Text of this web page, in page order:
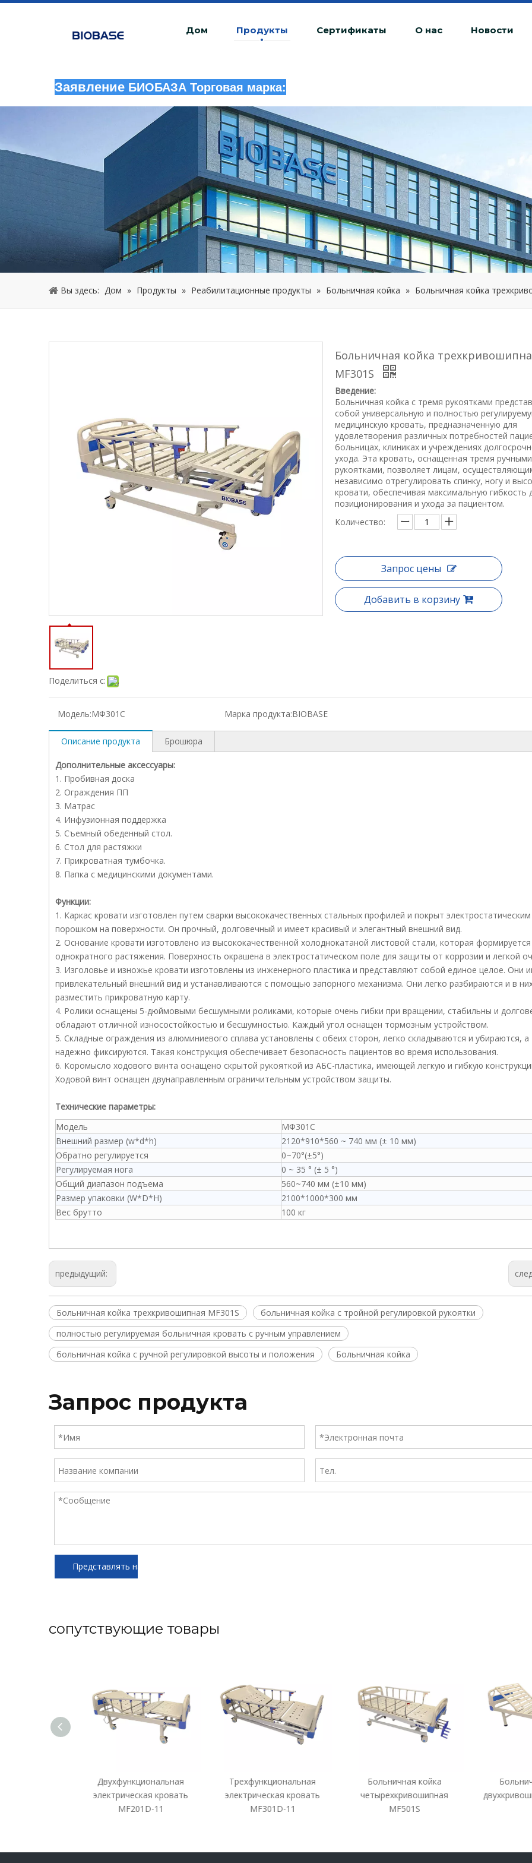
Дом Продукты Сертификаты О нас Новости
Заявление БИОБАЗА Торговая марка:
юридическую ответственность.
Вы здесь: Дом » Продукты » Реабилитационные продукты » Больничная койка » Больничная койка
Поделиться с:
Больничная койка
MF301S
Введение:
Больничная койка с тремя рукоятками
собой универсальную и полностью
медицинскую кровать, предназначенную для
удовлетворения различных потребностей
больницах, клиниках и учреждениях
ухода. Эта кровать, оснащенная тремя ручными
рукоятками, позволяет лицам,
независимо отрегулировать спинку, ногу и
кровати, обеспечивая максимальную гибкость
позиционирования и ухода за пациентом.
Количество:
Запрос цены
Добавить в корзину
Модель:МФ301С Марка продукта:BIOBASE
Описание продукта Брошюра
Дополнительные аксессуары:
1. Пробивная доска
2. Ограждения ПП
3. Матрас
4. Инфузионная поддержка
5. Съемный обеденный стол.
6. Стол для растяжки
7. Прикроватная тумбочка.
8. Папка с медицинскими документами.
Функции:
1. Каркас кровати изготовлен путем сварки высококачественных стальных профилей и покрыт электростатическим
порошком на поверхности. Он прочный, долговечный и имеет красивый и элегантный внешний вид.
2. Основание кровати изготовлено из высококачественной холоднокатаной листовой стали, которая
однократного растяжения. Поверхность окрашена в электростатическом поле для защиты от коррозии и легкой
3. Изголовье и изножье кровати изготовлены из инженерного пластика и представляют собой единое целое. Они
привлекательный внешний вид и устанавливаются с помощью запорного механизма. Они легко разбираются и в
разместить прикроватную карту.
4. Ролики оснащены 5-дюймовыми бесшумными роликами, которые очень гибки при вращении, стабильны и
обладают отличной износостойкостью и бесшумностью. Каждый угол оснащен тормозным устройством.
5. Складные ограждения из алюминиевого сплава установлены с обеих сторон, легко складываются и убираются, а
надежно фиксируются. Такая конструкция обеспечивает безопасность пациентов во время использования.
6. Коромысло ходового винта оснащено скрытой рукояткой из АБС-пластика, имеющей легкую и гибкую
Ходовой винт оснащен двунаправленным ограничительным устройством защиты.
Технические параметры:
Модель
МФ301С
Внешний размер (w*d*h)
2120*910*560 ~ 740 мм (± 10 мм)
Обратно регулируется
0~70°(±5°)
Регулируемая нога
0 ~ 35 ° (± 5 °)
Общий диапазон подъема
560~740 мм (±10 мм)
Размер упаковки (W*D*H)
2100*1000*300 мм
Вес брутто
100 кг
предыдущий:
Больничная койка трехкривошипная MF301S
больничная койка с тройной регулировкой рукоятки
полностью регулируемая больничная кровать с ручным управлением
больничная койка с ручной регулировкой высоты и положения
Больничная койка
Запрос продукта
Представлять на рассмотрение
сопутствующие товары
Двухфункциональная
электрическая кровать
MF201D-11
Трехфункциональная
электрическая кровать
MF301D-11
Больничная койка
четырехкривошипная
MF501S